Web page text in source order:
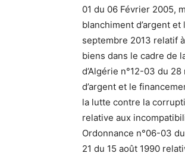
01 du 06 Février 2005,
blanchiment d’argent
septembre 2013 relatif
biens dans le cadre de
d’Algérie n°12-03 du
d’argent et le
la lutte contre la
relative aux
Ordonnance n°06-03
21 du 15 août 1990